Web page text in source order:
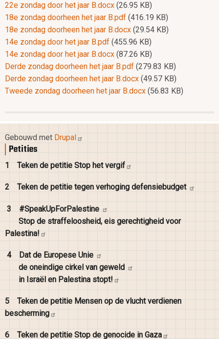
22e zondag door het jaar B.docx (26.95 KB)
18e zondag doorheen het jaar B.pdf (416.19 KB)
18e zondag doorheen het jaar B.docx (29.54 KB)
14e zondag door het jaar B.pdf (455.96 KB)
14e zondag door het jaar B.docx (87.26 KB)
Derde zondag doorheen het jaar B.pdf (279.83 KB)
Derde zondag doorheen het jaar B.docx (49.57 KB)
Tweede zondag doorheen het jaar B.docx (56.83 KB)
Gebouwd met Drupal
Petities
1 Teken de petitie Stop hetvergif
2 Teken de petitie tegen verhoging defensiebudget
3
#SpeakUpForPalestine
Stop de straffeloosheid, eis gerechtigheid voor
Palestina!
4 Dat de Europese Unie
de oneindige cirkel van geweld
in Israël en Palestina stopt!
5 Teken de petitie Mensen op de vlucht verdienen
bescherming
6 Teken de petitie Stop de genocide in Gaza